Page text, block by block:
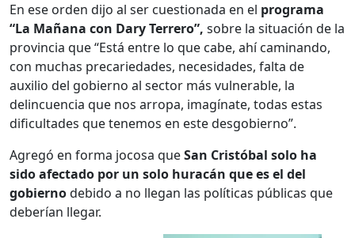
En ese orden dijo al ser cuestionada en el programa
“La Mañana con Dary Terrero”, sobre la situación de la
provincia que “Está entre lo que cabe, ahí caminando,
con muchas precariedades, necesidades, falta de
auxilio del gobierno al sector más vulnerable, la
delincuencia que nos arropa, imagínate, todas estas
dificultades que tenemos en este desgobierno”.
Agregó en forma jocosa queSan Cristóbal solo ha
sido afectado por un solo huracán que es el del
gobiernodebido a no llegan las políticas públicas que
deberían llegar.